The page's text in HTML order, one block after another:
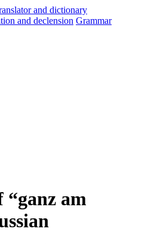
and declension Grammar
am